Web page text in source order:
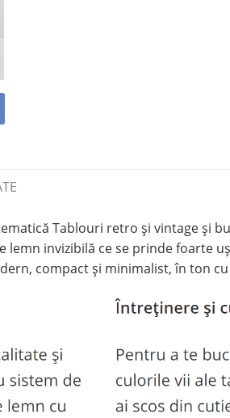
Tablouri retro și vintage și
invizibilă ce se prinde foarte
compact și minimalist, în ton